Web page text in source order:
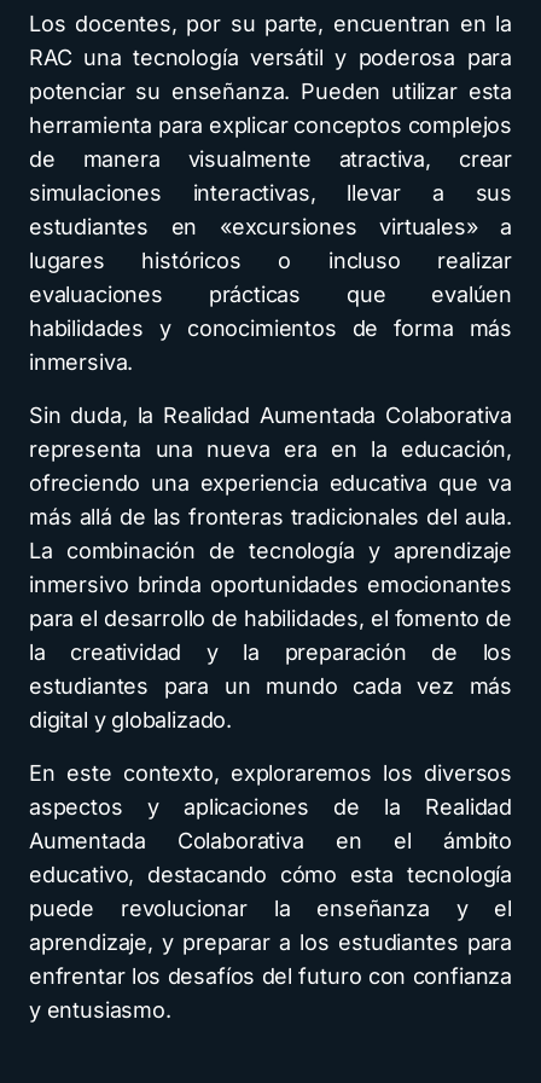
Los docentes, por su parte, encuentran en la
RAC una tecnología versátil y poderosa para
potenciar su enseñanza. Pueden utilizar esta
herramienta para explicar conceptos complejos
de manera visualmente atractiva, crear
simulaciones interactivas, llevar a sus
estudiantes en «excursiones virtuales» a
lugares históricos o incluso realizar
evaluaciones prácticas que evalúen
habilidades y conocimientos de forma más
inmersiva.
Sin duda, la Realidad Aumentada Colaborativa
representa una nueva era en la educación,
ofreciendo una experiencia educativa que va
más allá de las fronteras tradicionales del aula.
La combinación de tecnología y aprendizaje
inmersivo brinda oportunidades emocionantes
para el desarrollo de habilidades, el fomento de
la creatividad y la preparación de los
estudiantes para un mundo cada vez más
digital y globalizado.
En este contexto, exploraremos los diversos
aspectos y aplicaciones de la Realidad
Aumentada Colaborativa en el ámbito
educativo, destacando cómo esta tecnología
puede revolucionar la enseñanza y el
aprendizaje, y preparar a los estudiantes para
enfrentar los desafíos del futuro con confianza
y entusiasmo.